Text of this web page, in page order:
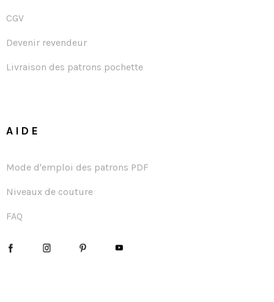
CGV
Devenir revendeur
Livraison des patrons pochette
AIDE
Mode d'emploi des patrons PDF
Niveaux de couture
FAQ